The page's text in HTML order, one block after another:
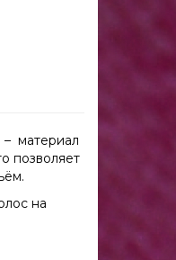
– материал
позволяет
на